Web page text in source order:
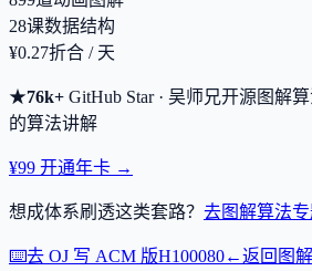
28课数据结构
¥0.27折合 / 天
★76k+ GitHub Star · 吴师兄开源图解
的算法讲解
¥99 开通年卡 →
想成体系刷透这类套路？ 去图解算法专
⌨️去 OJ 写 ACM 版H100080←返回图